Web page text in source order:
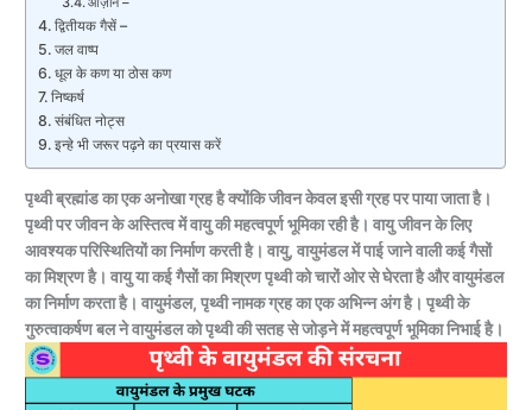
द्वितीयक गैसें –
जल वाष्प
धूल के कण या ठोस कण
निष्कर्ष
संबंधित नोट्स
इन्हे भी जरूर पढ़ने का प्रयास करें
पृथ्वी ब्रह्मांड का एक अनोखा ग्रह है क्योंकि जीवन केवल इसी ग्रह पर पाया जाता है।
पृथ्वी पर जीवन के अस्तित्व में वायु की महत्वपूर्ण भूमिका रही है। वायु जीवन के लिए
आवश्यक परिस्थितियों का निर्माण करती है। वायु, वायुमंडल में पाई जाने वाली कई गैसों
का मिश्रण है। वायु या कई गैसों का मिश्रण पृथ्वी को चारों ओर से घेरता है और वायुमंडल
का निर्माण करता है। वायुमंडल, पृथ्वी नामक ग्रह का एक अभिन्न अंग है। पृथ्वी के
गुरुत्वाकर्षण बल ने वायुमंडल को पृथ्वी की सतह से जोड़ने में महत्वपूर्ण भूमिका निभाई है।